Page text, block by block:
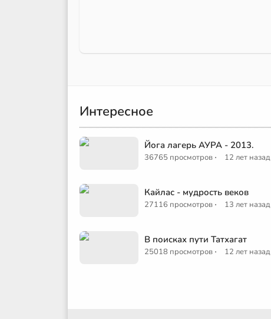
Интересное
Йога лагерь АУРА - 2013.
36765 просмотров · 12 лет назад
Кайлас - мудрость веков
27116 просмотров · 13 лет назад
В поисках пути Татхагат
25018 просмотров · 12 лет назад